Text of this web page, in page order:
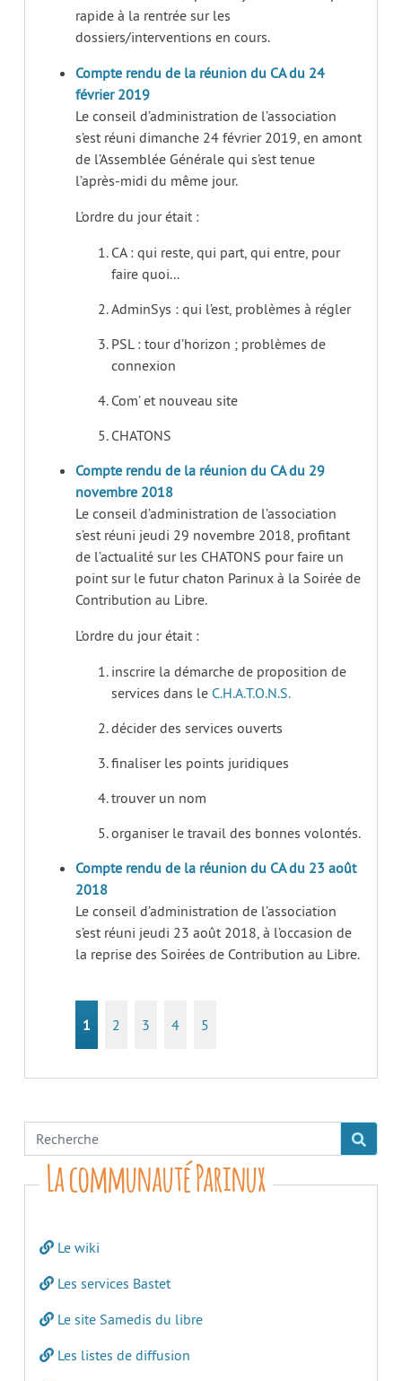
rapide à la rentrée sur les
dossiers/interventions en cours.
Compte rendu de la réunion du CA du 24
février 2019
Le conseil d’administration de l’association
s’est réuni dimanche 24 février 2019, en amont
de l’Assemblée Générale qui s’est tenue
l’après-midi du même jour.
L’ordre du jour était :
CA : qui reste, qui part, qui entre, pour
faire quoi...
AdminSys : qui l’est, problèmes à régler
PSL : tour d’horizon ; problèmes de
connexion
Com’ et nouveau site
CHATONS
Compte rendu de la réunion du CA du 29
novembre 2018
Le conseil d’administration de l’association
s’est réuni jeudi 29 novembre 2018, profitant
de l’actualité sur les CHATONS pour faire un
point sur le futur chaton Parinux à la Soirée de
Contribution au Libre.
L’ordre du jour était :
inscrire la démarche de proposition de
services dans le C.H.A.T.O.N.S.
décider des services ouverts
finaliser les points juridiques
trouver un nom
organiser le travail des bonnes volontés.
Compte rendu de la réunion du CA du 23 août
2018
Le conseil d’administration de l’association
s’est réuni jeudi 23 août 2018, à l’occasion de
la reprise des Soirées de Contribution au Libre.
1 2 3 4 5
La communauté Parinux
Le wiki
Les services Bastet
Le site Samedis du libre
Les listes de diffusion